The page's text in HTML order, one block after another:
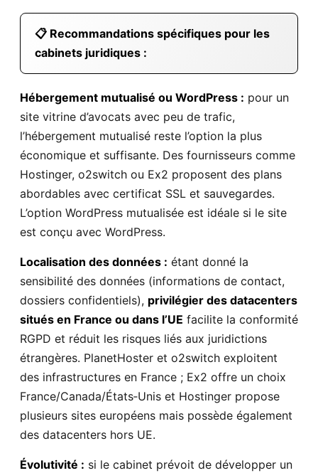
📋 Recommandations spécifiques pour les
cabinets juridiques :
Hébergement mutualisé ou WordPress : pour un
site vitrine d’avocats avec peu de trafic,
l’hébergement mutualisé reste l’option la plus
économique et suffisante. Des fournisseurs comme
Hostinger, o2switch ou Ex2 proposent des plans
abordables avec certificat SSL et sauvegardes.
L’option WordPress mutualisée est idéale si le site
est conçu avec WordPress.
Localisation des données : étant donné la
sensibilité des données (informations de contact,
dossiers confidentiels), privilégier des datacenters
situés en France ou dans l’UE facilite la conformité
RGPD et réduit les risques liés aux juridictions
étrangères. PlanetHoster et o2switch exploitent
des infrastructures en France ; Ex2 offre un choix
France/Canada/États‑Unis et Hostinger propose
plusieurs sites européens mais possède également
des datacenters hors UE.
Évolutivité : si le cabinet prévoit de développer un